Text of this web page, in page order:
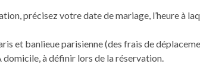
précisez votre date de mariage, l’heure à
et banlieue parisienne (des frais de
domicile, à définir lors de la réservation.